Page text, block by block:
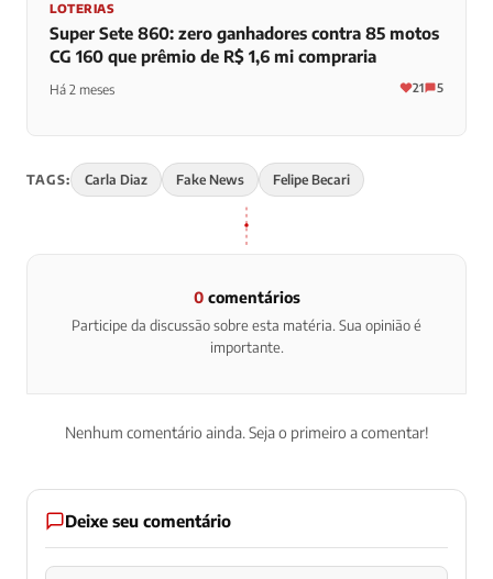
LOTERIAS
Super Sete 860: zero ganhadores contra 85 motos
CG 160 que prêmio de R$ 1,6 mi compraria
Há 2 meses 21 5
TAGS: Carla Diaz Fake News Felipe Becari
0comentários
Participe da discussão sobre esta matéria. Sua opinião é
importante.
Nenhum comentário ainda. Seja o primeiro a comentar!
Deixe seu comentário